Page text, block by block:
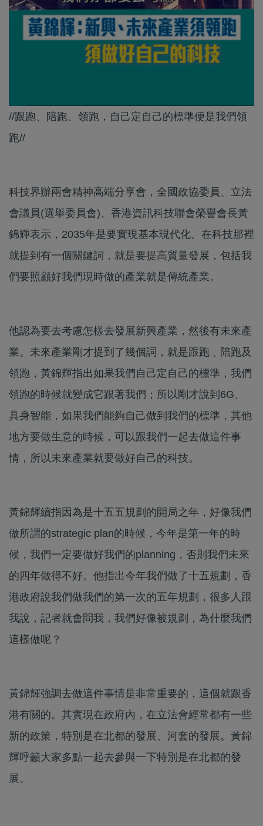
//跟跑、陪跑、領跑，自己定自己的標準便是我們領
跑//
科技界辦兩會精神高端分享會，全國政協委員、立法
會議員(選舉委員會)、香港資訊科技聯會榮譽會長黃
錦輝表示，2035年是要實現基本現代化。在科技那裡
就提到有一個關鍵詞，就是要提高質量發展，包括我
們要照顧好我們現時做的產業就是傳統產業。
他認為要去考慮怎樣去發展新興產業，然後有未來產
業。未來產業剛才提到了幾個詞，就是跟跑﹑陪跑及
領跑，黃錦輝指出如果我們自己定自己的標準，我們
領跑的時候就變成它跟著我們；所以剛才說到6G、
具身智能，如果我們能夠自己做到我們的標準，其他
地方要做生意的時候，可以跟我們一起去做這件事
情，所以未來產業就要做好自己的科技。
黃錦輝續指因為是十五五規劃的開局之年，好像我們
做所謂的strategic plan的時候，今年是第一年的時
候，我們一定要做好我們的planning，否則我們未來
的四年做得不好。他指出今年我們做了十五規劃，香
港政府說我們做我們的第一次的五年規劃，很多人跟
我說，記者就會問我，我們好像被規劃，為什麼我們
這樣做呢？
黃錦輝強調去做這件事情是非常重要的，這個就跟香
港有關的。其實現在政府內，在立法會經常都有一些
新的政策，特別是在北都的發展、河套的發展。黃錦
輝呼籲大家多點一起去參與一下特別是在北都的發
展。